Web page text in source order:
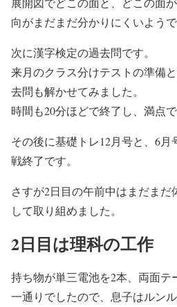
向がまだまだ分かりにくいようで
次に漢字検定の過去問です。
来月のクラス分けテストの準備
去問も解かせてみました。
時間も20分ほどで終了し、満点
その後に基礎トレ12月号と、6
戦終了です。
さすが2日目の午前中はまだまだ
して取り組めました。
2日目は理科の工作
持ち物が単三電池を2本、両面テ
一通りでしたので、息子はルン